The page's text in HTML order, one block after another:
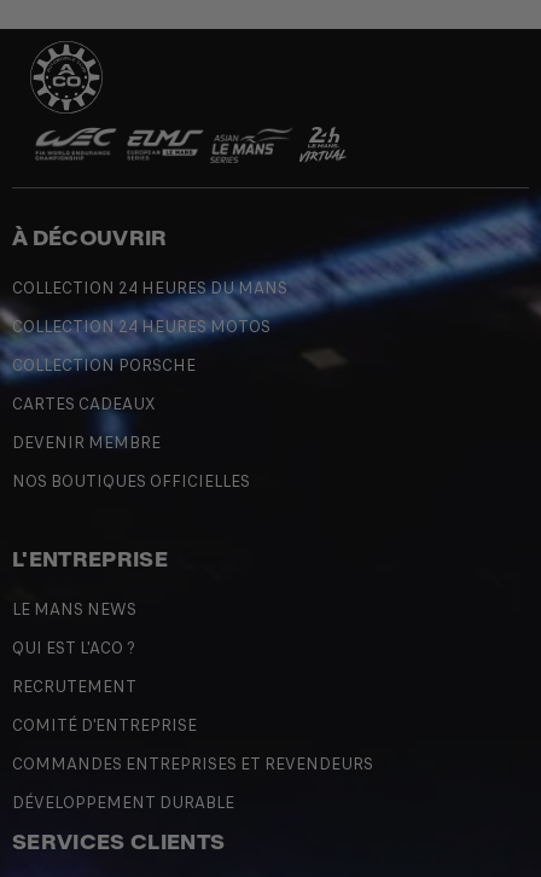
À DÉCOUVRIR
COLLECTION 24 HEURES DU MANS
COLLECTION 24 HEURES MOTOS
COLLECTION PORSCHE
CARTES CADEAUX
DEVENIR MEMBRE
NOS BOUTIQUES OFFICIELLES
L'ENTREPRISE
LE MANS NEWS
QUI EST L'ACO ?
RECRUTEMENT
COMITÉ D'ENTREPRISE
COMMANDES ENTREPRISES ET REVENDEURS
DÉVELOPPEMENT DURABLE
SERVICES CLIENTS